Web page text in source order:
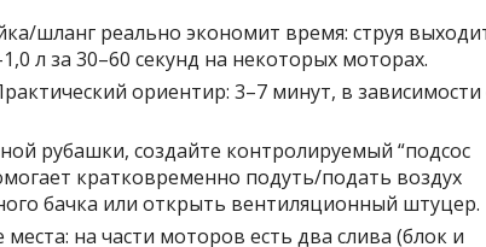
шланг реально экономит время: струя
л за 30–60 секунд на некоторых моторах.
ориентир: 3–7 минут, в зависимости
рубашки, создайте контролируемый “подсос
кратковременно подуть/подать воздух
бачка или открыть вентиляционный штуцер.
на части моторов есть два слива (блок и